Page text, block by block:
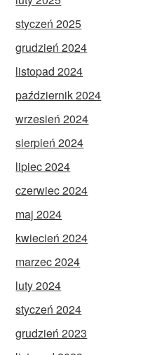
styczeń 2025
grudzień 2024
listopad 2024
październik 2024
wrzesień 2024
sierpień 2024
lipiec 2024
czerwiec 2024
maj 2024
kwiecień 2024
marzec 2024
luty 2024
styczeń 2024
grudzień 2023